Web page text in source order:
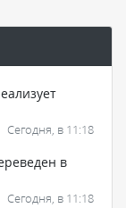
Сегодня, в 11:18
в
Сегодня, в 11:18